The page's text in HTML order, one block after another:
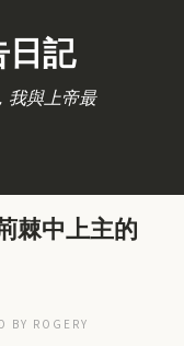
日記
我與上帝最
棘中上主的
BY ROGERY